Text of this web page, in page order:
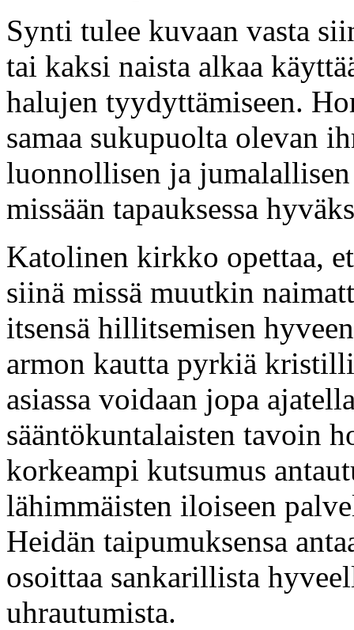
Synti tulee kuvaan vasta
tai kaksi naista alkaa
halujen tyydyttämiseen.
samaa sukupuolta olevan
luonnollisen ja
missään tapauksessa
Katolinen kirkko opettaa,
siinä missä muutkin
itsensä hillitsemisen
armon kautta pyrkiä
asiassa voidaan jopa
sääntökuntalaisten tavoin
korkeampi kutsumus
lähimmäisten iloiseen
Heidän taipumuksensa
osoittaa sankarillista
uhrautumista.